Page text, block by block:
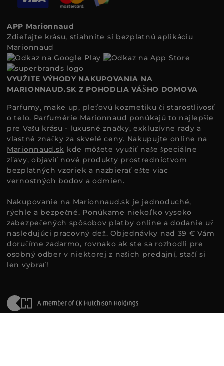
APP Marionnaud
Zdieľajte krásu, stiahnite si bezplatnú aplikáciu
Marionnaud
VYUŽITE VÝHODY NAKUPOVANIA NA
MARIONNAUD.SK Z POHODLIA VÁŠHO DOMOVA
Parfumy, make up, pleťovú kozmetiku či starostlivosť
o telo. Parfumérie Marionnaud ponúkajú to najlepšie
pre Vašu krásu - luxusné značky, exkluzívne rady a
vlastné značky za skvelé ceny. Nakupujte online na
Marionnaud.sk kde môžete využiť naše špeciálne
zľavy, objaviť nové produkty prostredníctvom
bezplatných vzoriek a nazbierať ešte viac
vernostných bodov a odmien.
Nakupovanie na Marionnaud.sk je jednoduché,
rýchle a bezpečné. Ponúkame niekoľko vysoko
zabezpečených spôsobov platby online a dodanie už
nasledujúci pracovný deň. Objednávky nad 39 € Vám
doručíme zadarmo, rovnako ak ste sa rozhodli pre
osobný odber v niektorej z našich predajní, stačí si
len vybrať!